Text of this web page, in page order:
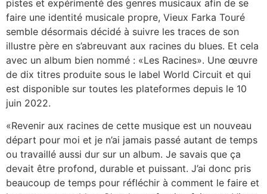
pistes et expérimenté des genres musicaux afin de se
faire une identité musicale propre, Vieux Farka Touré
semble désormais décidé à suivre les traces de son
illustre père en s’abreuvant aux racines du blues. Et cela
avec un album bien nommé : «Les Racines». Une œuvre
de dix titres produite sous le label World Circuit et qui
est disponible sur toutes les plateformes depuis le 10
juin 2022.
«Revenir aux racines de cette musique est un nouveau
départ pour moi et je n’ai jamais passé autant de temps
ou travaillé aussi dur sur un album. Je savais que ça
devait être profond, durable et puissant. J’ai donc pris
beaucoup de temps pour réfléchir à comment le faire et